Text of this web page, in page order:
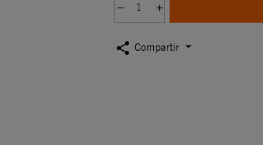
share Compartir